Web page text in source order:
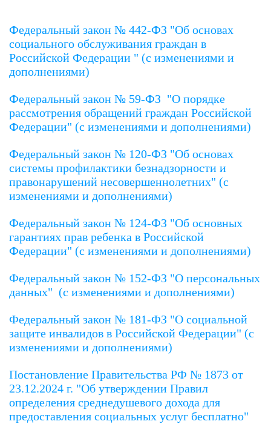
Федеральный закон № 442-ФЗ "Об основах
социального обслуживания граждан в
Российской Федерации " (с изменениями и
дополнениями)
Федеральный закон № 59-ФЗ "О порядке
рассмотрения обращений граждан Российской
Федерации" (с изменениями и дополнениями)
Федеральный закон № 120-ФЗ "Об основах
системы профилактики безнадзорности и
правонарушений несовершеннолетних" (с
изменениями и дополнениями)
Федеральный закон № 124-ФЗ "Об основных
гарантиях прав ребенка в Российской
Федерации" (с изменениями и дополнениями)
Федеральный закон № 152-ФЗ "О персональных
данных" (с изменениями и дополнениями)
Федеральный закон № 181-ФЗ "О социальной
защите инвалидов в Российской Федерации" (с
изменениями и дополнениями)
Постановление Правительства РФ № 1873 от
23.12.2024 г. "Об утверждении Правил
определения среднедушевого дохода для
предоставления социальных услуг бесплатно"